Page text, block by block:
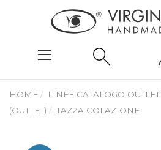
HOME LINEE CATALOGO OUTLET
(OUTLET)
TAZZA COLAZIONE